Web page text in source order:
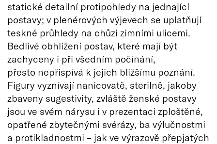
statické detailní protipohledy na jednající
postavy; v plenérových výjevech se uplatňují
teskné průhledy na chůzi zimními ulicemi.
Bedlivé obhlížení postav, které mají být
zachyceny i při všedním počínání,
přesto nepřispívá k jejich bližšímu poznání.
Figury vyznívají nanicovatě, sterilně, jakoby
zbaveny sugestivity, zvláště ženské postavy
jsou ve svém nárysu i v prezentaci zploštěné,
opatřené zbytečnými svérázy, ba výlučnostmi
a protikladnostmi – jak ve výrazově přepjatých